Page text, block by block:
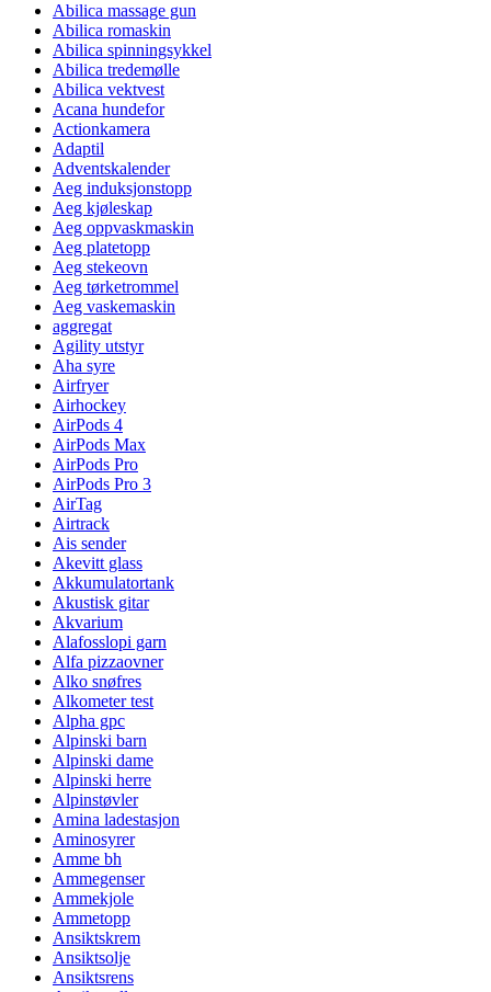
Abilica massage gun
Abilica romaskin
Abilica spinningsykkel
Abilica tredemølle
Abilica vektvest
Acana hundefor
Actionkamera
Adaptil
Adventskalender
Aeg induksjonstopp
Aeg kjøleskap
Aeg oppvaskmaskin
Aeg platetopp
Aeg stekeovn
Aeg tørketrommel
Aeg vaskemaskin
aggregat
Agility utstyr
Aha syre
Airfryer
Airhockey
AirPods 4
AirPods Max
AirPods Pro
AirPods Pro 3
AirTag
Airtrack
Ais sender
Akevitt glass
Akkumulatortank
Akustisk gitar
Akvarium
Alafosslopi garn
Alfa pizzaovner
Alko snøfres
Alkometer test
Alpha gpc
Alpinski barn
Alpinski dame
Alpinski herre
Alpinstøvler
Amina ladestasjon
Aminosyrer
Amme bh
Ammegenser
Ammekjole
Ammetopp
Ansiktskrem
Ansiktsolje
Ansiktsrens